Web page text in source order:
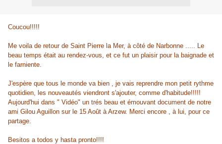
Coucou!!!!!
Me voila de retour de Saint Pierre la Mer, à côté de Narbonne ..... Le
beau temps était au rendez-vous, et ce fut un plaisir pour la baignade et
le farniente.
J'espère que tous le monde va bien , je vais reprendre mon petit rythme
quotidien, les nouveautés viendront s'ajouter, comme d'habitude!!!!!
Aujourd'hui dans " Vidéo" un trés beau et émouvant document de notre
ami Gilou Aguillon sur le 15 Août à Arzew. Merci encore , à lui, pour ce
partage.
Besitos a todos y hasta pronto!!!!